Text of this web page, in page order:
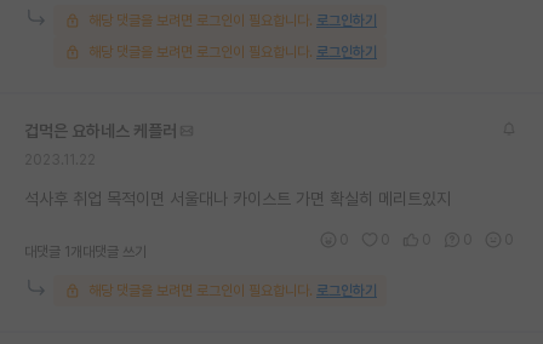
해당 댓글을 보려면 로그인이 필요합니다. 로그인하기
해당 댓글을 보려면 로그인이 필요합니다. 로그인하기
겁먹은 요하네스 케플러
석사후 취업 목적이면 서울대나 카이스트 가면 확실히 메리트있지
대댓글 1개 대댓글 쓰기
해당 댓글을 보려면 로그인이 필요합니다. 로그인하기